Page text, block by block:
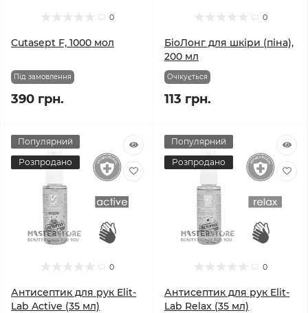
0
Cutasept F, 1000 мол
Під замовлення
390 грн.
0
БіоЛонг для шкіри (піна),
200 мл
Очікується
113 грн.
Популярний
Розпродано
0
Антисептик для рук Elit-
Lab Active (35 мл)
Популярний
Розпродано
0
Антисептик для рук Elit-
Lab Relax (35 мл)